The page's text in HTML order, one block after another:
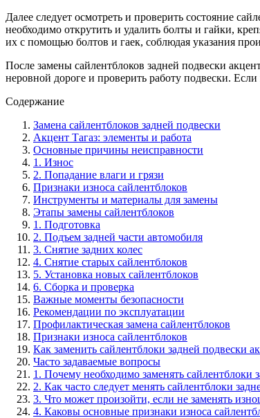
Далее следует осмотреть и проверить состояние
необходимо открутить и удалить болты и гайки,
их с помощью болтов и гаек, соблюдая указания
После замены сайлентблоков задней подвески
неровной дороге и проверить работу подвески.
Содержание
Замена сайлентблоков задней подвески
Акцент Тагаз: элементы и работа
Основные причины неисправности
1. Износ
2. Попадание влаги и грязи
Признаки износа сайлентблоков
Инструменты и материалы для замены
Этапы замены сайлентблоков
1. Подготовка
2. Подъем задней части автомобиля
3. Снятие задних колес
4. Снятие старых сайлентблоков
5. Установка новых сайлентблоков
6. Сборка и проверка
Важные моменты безопасности
Рекомендации по эксплуатации
Профилактическая замена сайлентблоков
Признаки износа сайлентблоков
Как заменить сайлентблоки задней подвески
Часто задаваемые вопросы
1. Почему необходимо заменять сайлентблоки
2. Как часто следует менять сайлентблоки
3. Что может произойти, если не заменять
4. Каковы основные признаки износа